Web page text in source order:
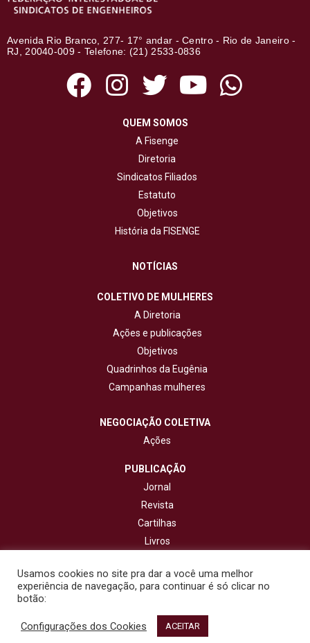
Avenida Rio Branco, 277- 17° andar - Centro - Rio de Janeiro -
RJ, 20040-009 - Telefone: (21) 2533-0836
QUEM SOMOS
A Fisenge
Diretoria
Sindicatos Filiados
Estatuto
Objetivos
História da FISENGE
NOTÍCIAS
COLETIVO DE MULHERES
A Diretoria
Ações e publicações
Objetivos
Quadrinhos da Eugênia
Campanhas mulheres
NEGOCIAÇÃO COLETIVA
Ações
PUBLICAÇÃO
Jornal
Revista
Cartilhas
Livros
CONTATO
© 2020 - Fisenge - Federação Interestadual de Sindicatos de
Engenheiros. Todos os direitos reservados. Design por
Usamos cookies no site pra dar a você uma melhor
experiência de navegação, para continuar é só clicar no
botão:
Configurações dos Cookies ACEITAR